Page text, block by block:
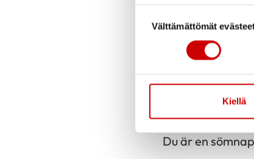
Välttämättömät
Kiellä
blivit
Orsakerna till
Sömnapné
inte blivit så
symptom alls.
Du är en